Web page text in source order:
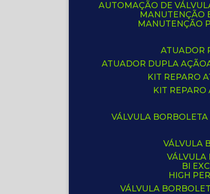
AUTOMAÇÃO DE
MANUTENÇÃO
ATUADOR DUPLA AÇÃO
KIT REPARO
KIT
VÁLVULA BORBOLETA
VÁLVULA
BI
HIGH
VÁLVULA